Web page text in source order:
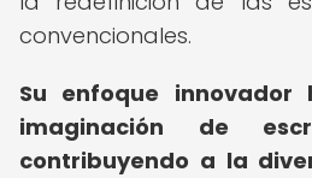
convencionales.
Su enfoque
imaginación de
contribuyendo a la